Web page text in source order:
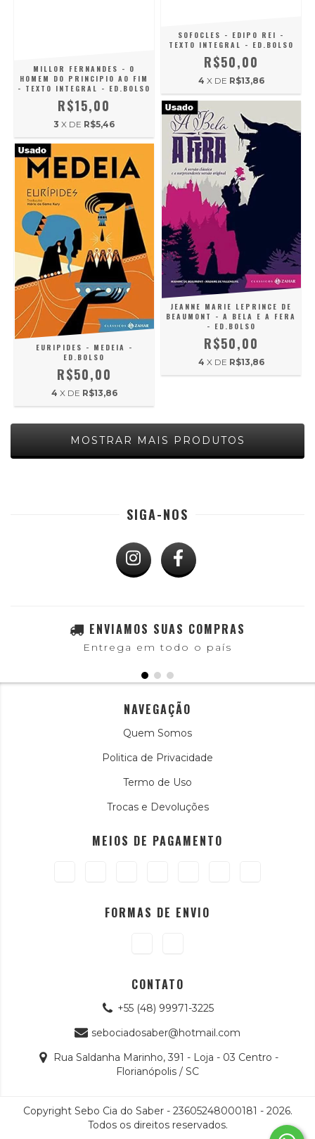
MILLOR FERNANDES - O
HOMEM DO PRINCIPIO AO FIM
- TEXTO INTEGRAL - ED.BOLSO
R$15,00
3 X DE R$5,46
SOFOCLES - EDIPO REI -
TEXTO INTEGRAL - ED.BOLSO
R$50,00
4 X DE R$13,86
EURIPIDES - MEDEIA -
ED.BOLSO
R$50,00
4 X DE R$13,86
JEANNE MARIE LEPRINCE DE
BEAUMONT - A BELA E A FERA
- ED.BOLSO
R$50,00
4 X DE R$13,86
MOSTRAR MAIS PRODUTOS
SIGA-NOS
ENVIAMOS SUAS COMPRAS
Entrega em todo o país
NAVEGAÇÃO
Quem Somos
Politica de Privacidade
Termo de Uso
Trocas e Devoluções
MEIOS DE PAGAMENTO
FORMAS DE ENVIO
CONTATO
+55 (48) 99971-3225
sebociadosaber@hotmail.com
Rua Saldanha Marinho, 391 - Loja - 03 Centro -
Florianópolis / SC
Copyright Sebo Cia do Saber - 23605248000181 - 2026.
Todos os direitos reservados.